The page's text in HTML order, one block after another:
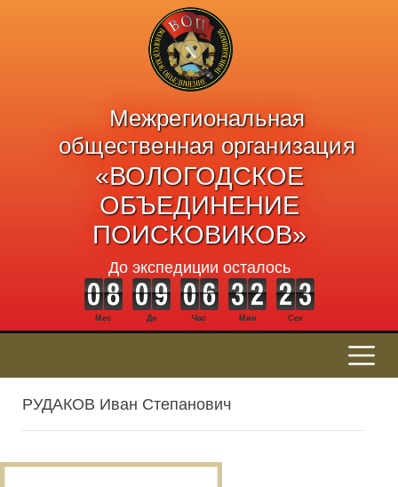
Межрегиональная
общественная организация
«ВОЛОГОДСКОЕ
ОБЪЕДИНЕНИЕ
ПОИСКОВИКОВ»
До экспедиции осталось
Мес Дн Час Мин Сек
РУДАКОВ Иван Степанович